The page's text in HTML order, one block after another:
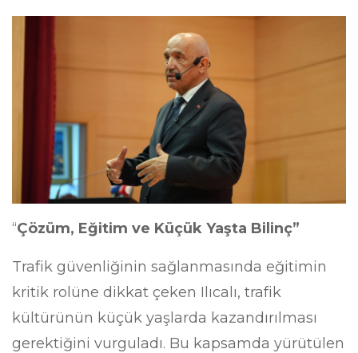
“Çözüm, Eğitim ve Küçük Yaşta Bilinç”
Trafik güvenliğinin sağlanmasında eğitimin
kritik rolüne dikkat çeken Ilıcalı, trafik
kültürünün küçük yaşlarda kazandırılması
gerektiğini vurguladı. Bu kapsamda yürütülen